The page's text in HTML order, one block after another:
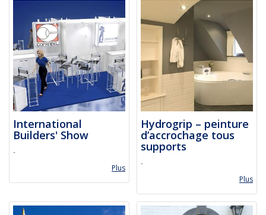
International
Builders' Show
-
Plus
Hydrogrip – peinture
d’accrochage tous
supports
-
Plus